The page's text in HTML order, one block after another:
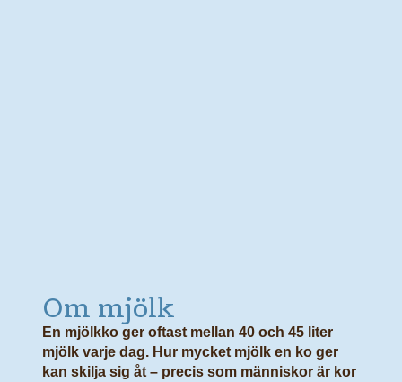
Om mjölk
En mjölkko ger oftast mellan 40 och 45 liter
mjölk varje dag. Hur mycket mjölk en ko ger
kan skilja sig åt – precis som människor är kor